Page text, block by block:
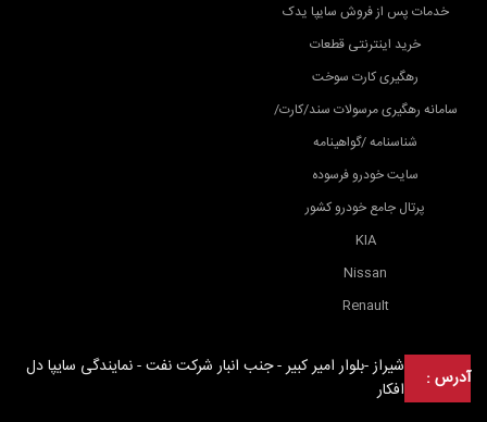
خدمات پس از فروش سایپا یدک
خرید اینترنتی قطعات
رهگیری کارت سوخت
سامانه رهگیری مرسولات سند/کارت/
شناسنامه /گواهینامه
سایت خودرو فرسوده
پرتال جامع خودرو کشور
KIA
Nissan
Renault
آدرس :
شیراز -بلوار امیر کبیر - جنب انبار شرکت نفت - نمایندگی سایپا دل
افکار